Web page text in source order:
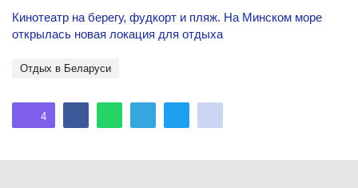
Кинотеатр на берегу, фудкорт и пляж. На Минском море
открылась новая локация для отдыха
Отдых в Беларуси
4